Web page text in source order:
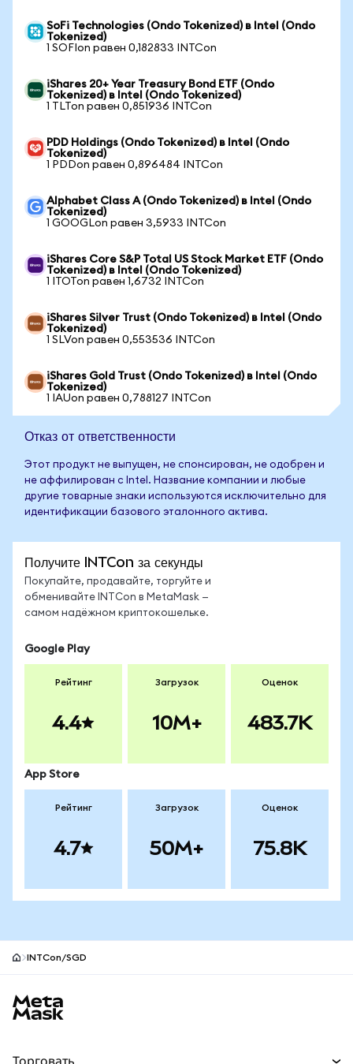
SoFi Technologies (Ondo Tokenized) в Intel (Ondo
Tokenized)
1 SOFIon равен 0,182833 INTCon
iShares 20+ Year Treasury Bond ETF (Ondo
Tokenized) в Intel (Ondo Tokenized)
1 TLTon равен 0,851936 INTCon
PDD Holdings (Ondo Tokenized) в Intel (Ondo
Tokenized)
1 PDDon равен 0,896484 INTCon
Alphabet Class A (Ondo Tokenized) в Intel (Ondo
Tokenized)
1 GOOGLon равен 3,5933 INTCon
iShares Core S&P Total US Stock Market ETF (Ondo
Tokenized) в Intel (Ondo Tokenized)
1 ITOTon равен 1,6732 INTCon
iShares Silver Trust (Ondo Tokenized) в Intel (Ondo
Tokenized)
1 SLVon равен 0,553536 INTCon
iShares Gold Trust (Ondo Tokenized) в Intel (Ondo
Tokenized)
1 IAUon равен 0,788127 INTCon
Отказ от ответственности
Этот продукт не выпущен, не спонсирован, не одобрен и
не аффилирован с Intel. Название компании и любые
другие товарные знаки используются исключительно для
идентификации базового эталонного актива.
Получите INTCon за секунды
Покупайте, продавайте, торгуйте и
обменивайте INTCon в MetaMask —
самом надёжном криптокошельке.
Google Play
Рейтинг
4.4
Загрузок
10M+
Оценок
483.7K
App Store
Рейтинг
4.7
Загрузок
50M+
Оценок
75.8K
INTCon/SGD
Торговать